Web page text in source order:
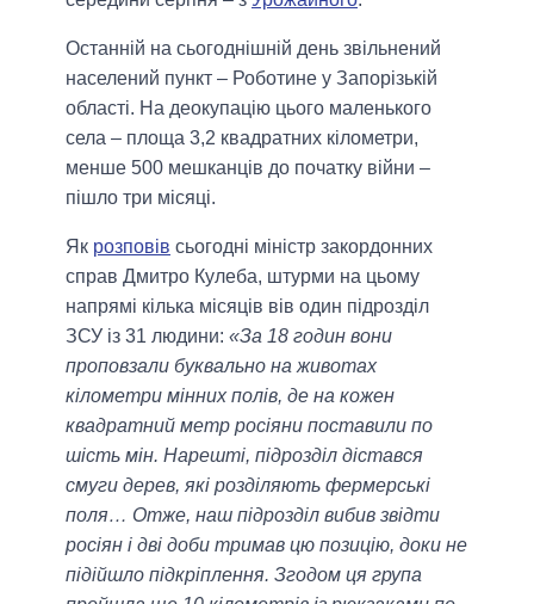
Останній на сьогоднішній день звільнений
населений пункт – Роботине у Запорізькій
області. На деокупацію цього маленького
села – площа 3,2 квадратних кілометри,
менше 500 мешканців до початку війни –
пішло три місяці.
Як розповів сьогодні міністр закордонних
справ Дмитро Кулеба, штурми на цьому
напрямі кілька місяців вів один підрозділ
ЗСУ із 31 людини: «За 18 годин вони
проповзали буквально на животах
кілометри мінних полів, де на кожен
квадратний метр росіяни поставили по
шість мін. Нарешті, підрозділ дістався
смуги дерев, які розділяють фермерські
поля… Отже, наш підрозділ вибив звідти
росіян і дві доби тримав цю позицію, доки не
підійшло підкріплення. Згодом ця група